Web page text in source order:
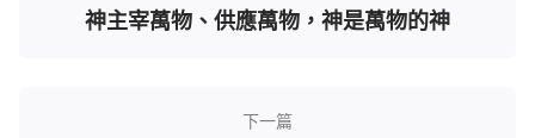
神給人的也不僅僅是這些，還有蔬菜呢！當你吃
生素以及各種微量元素或者其他營養就能很正常地補
神主宰萬物、供應萬物，神是萬物的神
下一篇